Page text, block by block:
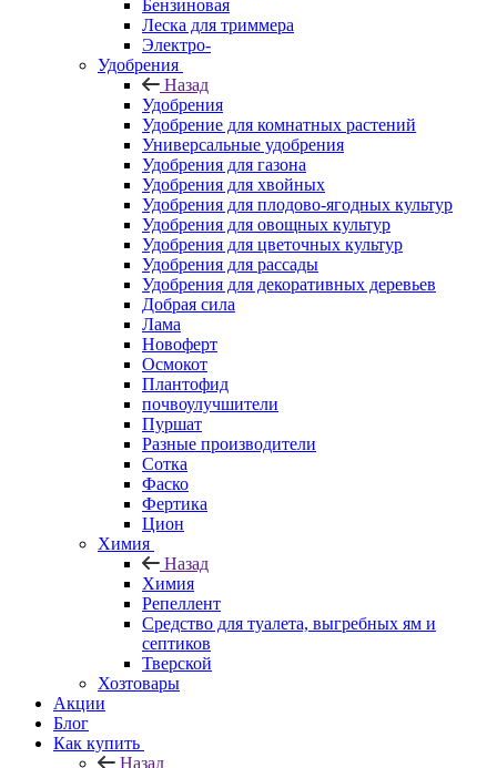
Бензиновая
Леска для триммера
Электро-
Удобрения
Назад
Удобрения
Удобрение для комнатных растений
Универсальные удобрения
Удобрения для газона
Удобрения для хвойных
Удобрения для плодово-ягодных культур
Удобрения для овощных культур
Удобрения для цветочных культур
Удобрения для рассады
Удобрения для декоративных деревьев
Добрая сила
Лама
Новоферт
Осмокот
Плантофид
почвоулучшители
Пуршат
Разные производители
Сотка
Фаско
Фертика
Цион
Химия
Назад
Химия
Репеллент
Средство для туалета, выгребных ям и
септиков
Тверской
Хозтовары
Акции
Блог
Как купить
Назад